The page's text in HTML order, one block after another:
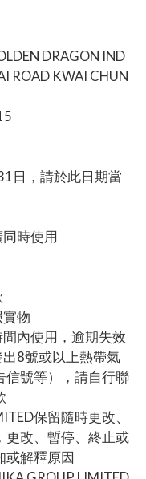
DRAGON IND
ROAD KWAI CHUN
日，請於此日期當
時使用
物
內使用，逾期失效
8號或以上熱帶氣
信號等），請自行聯
保留隨時更改、
更改、暫停、終止或
或解釋原因